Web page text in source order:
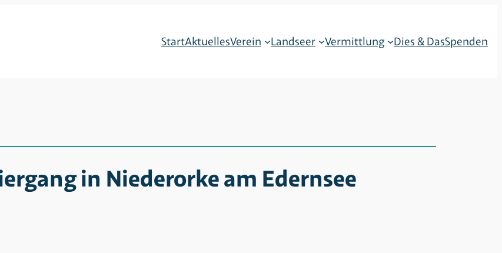
StartAktuellesVerein Landseer Vermittlung Dies & DasSpenden
in Niederorke am Edernsee